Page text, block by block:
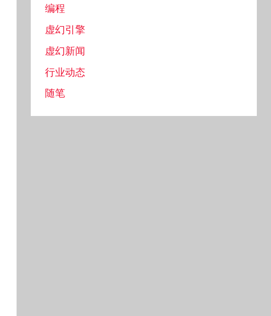
编程
虚幻引擎
虚幻新闻
行业动态
随笔